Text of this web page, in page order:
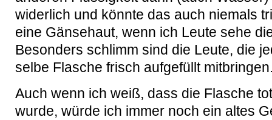
widerlich und könnte das auch niemals
eine Gänsehaut, wenn ich Leute sehe
Besonders schlimm sind die Leute, die
selbe Flasche frisch aufgefüllt
Auch wenn ich weiß, dass die Flasche
wurde, würde ich immer noch ein altes